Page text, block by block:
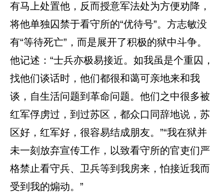
有马上处置他，反而授意军法处为方便劝降，
将他单独囚禁于看守所的“优待号”。方志敏没
有“等待死亡”，而是展开了积极的狱中斗争。
他记述：“士兵亦极易接近。如我虽是个重囚，
找他们谈话时，他们都很和蔼可亲地来和我
谈，自生活问题到革命问题。他们之中很多被
红军俘虏过，到过苏区，都众口同辞地说，苏
区好，红军好，很容易结成朋友。”“我在狱并
未一刻放弃宣传工作，以致看守所的官吏们严
格禁止看守兵、卫兵等到我房来，怕接近我而
受到我的煽动。”